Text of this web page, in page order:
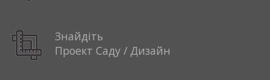
Знайдіть
Проект Саду / Дизайн